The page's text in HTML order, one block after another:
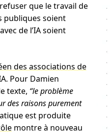
que le travail de
publiques soient
de l’IA soient
des associations de
Pour Damien
texte, “le problème
des raisons purement
est produite
montre à nouveau